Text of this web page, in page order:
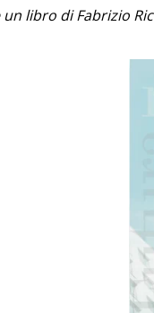
libro di Fabrizio